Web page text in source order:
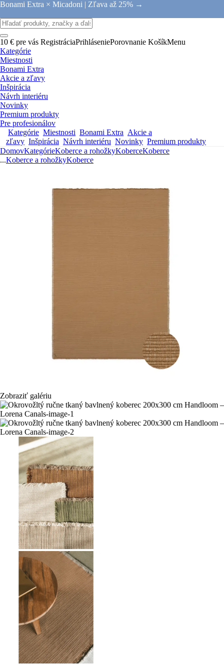
Bonami Extra × Micadoni | Zľava až 25% →
10 € pre vás RegistráciaPrihláseniePorovnanie KošíkMenu
Kategórie
Miestnosti
Bonami Extra
Akcie a zľavy
Inšpirácia
Návrh interiéru
Novinky
Premium produkty
Pre profesionálov
Kategórie Miestnosti Bonami Extra Akcie a
zľavy Inšpirácia Návrh interiéru Novinky Premium produkty
DomovKategórieKoberce a rohožkyKoberceKoberce
...Koberce a rohožkyKoberce
Zobraziť galériu